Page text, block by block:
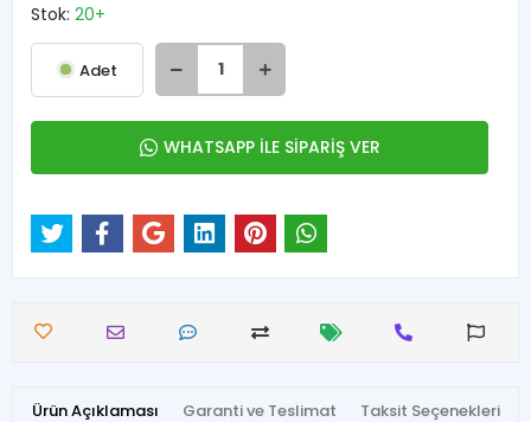
Stok: 20+
Adet
WHATSAPP İLE SİPARİŞ VER
Ürün Açıklaması Garanti ve Teslimat Taksit Seçenekleri